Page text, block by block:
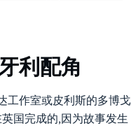
利配角
工作室或皮利斯的多博戈
国完成的,因为故事发生